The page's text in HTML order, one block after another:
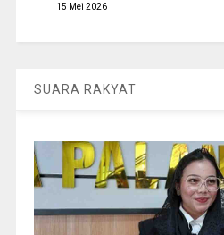
15 Mei 2026
SUARA RAKYAT